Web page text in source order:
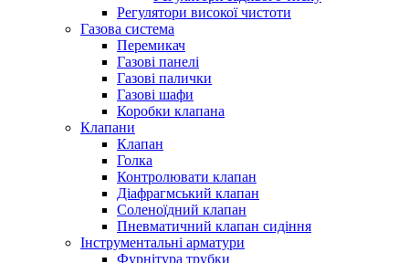
Регулятори високої чистоти
Газова система
Перемикач
Газові панелі
Газові палички
Газові шафи
Коробки клапана
Клапани
Клапан
Голка
Контролювати клапан
Діафрагмський клапан
Соленоїдний клапан
Пневматичний клапан сидіння
Інструментальні арматури
Фурнітура трубки